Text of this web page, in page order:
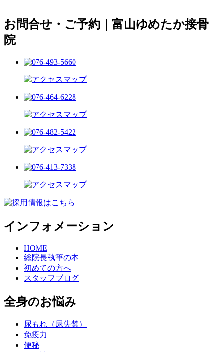
お問合せ・ご予約｜富山ゆめたか接骨
院
インフォメーション
HOME
総院長執筆の本
初めての方へ
スタッフブログ
全身のお悩み
尿もれ（尿失禁）
免疫力
便秘